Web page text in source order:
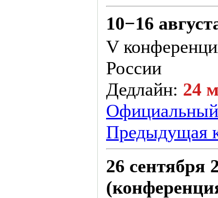
10−16
V
России
Дедлайн: 24
Предыдущая
26 сентября